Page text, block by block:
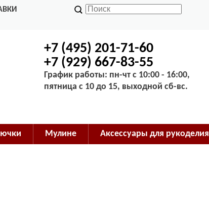
+7 (495) 201-71-60
+7 (929) 667-83-55
График работы: пн-чт с 10:00 - 16:00,
пятница с 10 до 15, выходной сб-вс.
Мулине Аксессуары для рукоделия